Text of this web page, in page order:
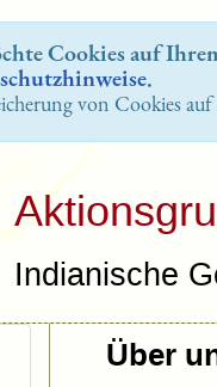
Cookies auf
.
von Cookies
Indianische
Über